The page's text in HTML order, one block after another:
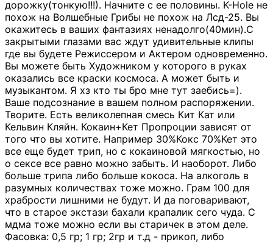
дорожку(тонкую!!!). Начните с ее половины. K-Hole не
похож на Волшебные Грибы не похож на Лсд-25. Вы
окажитесь в ваших фантазиях ненадолго(40мин).С
закрытыми глазами вас ждут удивительные клипы
где вы будете Режиссером и Актером одновременно.
Вы можете быть Художником у которого в руках
оказались все краски космоса. А может быть и
музыкантом. Я хз кто ты бро мне тут заебись=).
Ваше подсознание в вашем полном распоряжении.
Творите. Есть великолепная смесь Кит Кат или
Кельвин Кляйн. Кокаин+Кет Пропроции зависят от
того что вы хотите. Например 30%Кокс 70%Кет это
все еще будет трип, но с кокаиновой мягкостью, но
о сексе все равно можно забыть. И наоборот. Либо
больше трипа либо больше кокоса. На алкоголь в
разумных количествах тоже можно. Грам 100 для
храбрости лишними не будут. И да поговаривают,
что в старое экстази бахали крапалик сего чуда. С
мдма тоже можно если вы старичек в этом деле.
Фасовка: 0,5 гр; 1 гр; 2гр и т.д - прикоп, либо